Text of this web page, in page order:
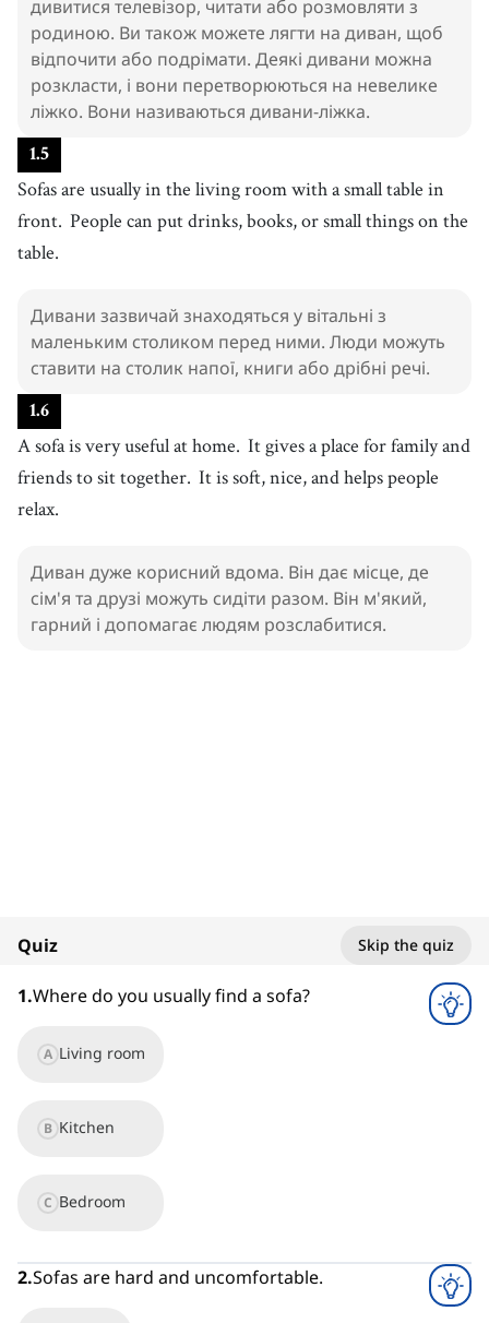
друг
27.relax[v]/rɪˈlæks/
відпочивати
дивитися телевізор, читати або розмовляти з
родиною. Ви також можете лягти на диван, щоб
відпочити або подрімати. Деякі дивани можна
розкласти, і вони перетворюються на невелике
ліжко. Вони називаються дивани-ліжка.
1.5
Sofas are usually in the living room with a small table in
front. People can put drinks, books, or small things on the
table.
Дивани зазвичай знаходяться у вітальні з
маленьким столиком перед ними. Люди можуть
ставити на столик напої, книги або дрібні речі.
1.6
A sofa is very useful at home. It gives a place for family and
friends to sit together. It is soft, nice, and helps people
relax.
Диван дуже корисний вдома. Він дає місце, де
сім'я та друзі можуть сидіти разом. Він м'який,
гарний і допомагає людям розслабитися.
1x
Quiz Skip the quiz
1.Where do you usually find a sofa?
A Living room
B Kitchen
C Bedroom
2.Sofas are hard and uncomfortable.